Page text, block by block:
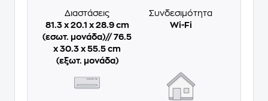
Διαστάσεις
81.3 x 20.1 x 28.9 cm
(εσωτ. μονάδα)// 76.5
x 30.3 x 55.5 cm
(εξωτ. μονάδα)
Συνδεσιμότητα
Wi-Fi